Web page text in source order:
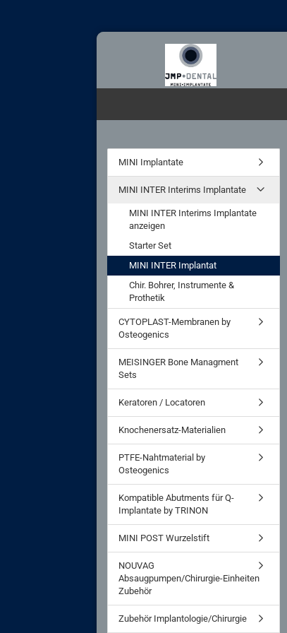
MINI Implantate
MINI INTER Interims Implantate
MINI INTER Interims Implantate
anzeigen
Starter Set
MINI INTER Implantat
Chir. Bohrer, Instrumente &
Prothetik
CYTOPLAST-Membranen by
Osteogenics
MEISINGER Bone Managment
Sets
Keratoren / Locatoren
Knochenersatz-Materialien
PTFE-Nahtmaterial by
Osteogenics
Kompatible Abutments für Q-
Implantate by TRINON
MINI POST Wurzelstift
NOUVAG
Absaugpumpen/Chirurgie-Einheiten
Zubehör
Zubehör Implantologie/Chirurgie